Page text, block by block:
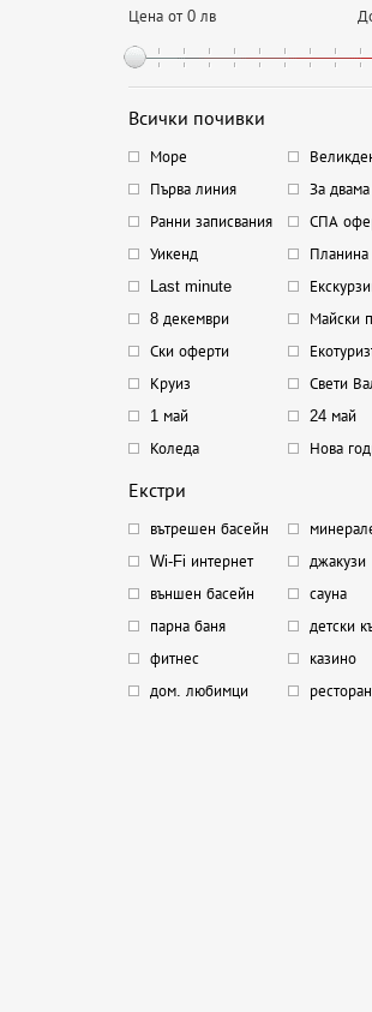
Цена от 0 лв
Всички почивки
Море
Първа линия
За двама
Ранни записвания
СПА
Уикенд
Планина
Last minute
8 декември
Майски
Ски оферти
Круиз
Свети
1 май
24 май
Коледа
Нова
Екстри
вътрешен басейн
Wi-Fi интернет
джакузи
външен басейн
сауна
парна баня
детски
фитнес
казино
дом. любимци